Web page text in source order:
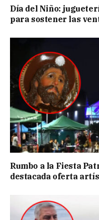
Día del Niño:
para sostener las
Rumbo a la Fiesta
destacada oferta